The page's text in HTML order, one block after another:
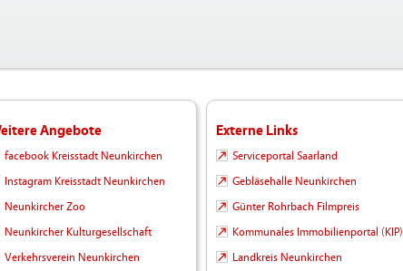
Angebote
facebook Kreisstadt Neunkirchen
Instagram Kreisstadt Neunkirchen
Neunkircher Zoo
Neunkircher Kulturgesellschaft
Verkehrsverein Neunkirchen
Externe Links
Serviceportal Saarland
Gebläsehalle Neunkirchen
Günter Rohrbach Filmpreis
Kommunales Immobilienportal (KIP)
Landkreis Neunkirchen